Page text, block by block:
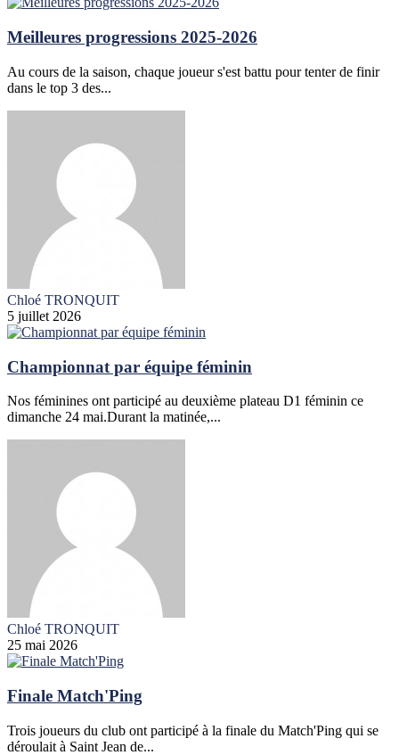
Meilleures progressions 2025-2026
Au cours de la saison, chaque joueur s'est battu pour tenter de finir
dans le top 3 des...
Chloé TRONQUIT
5 juillet 2026
Championnat par équipe féminin
Nos féminines ont participé au deuxième plateau D1 féminin ce
dimanche 24 mai.Durant la matinée,...
Chloé TRONQUIT
25 mai 2026
Finale Match'Ping
Trois joueurs du club ont participé à la finale du Match'Ping qui se
déroulait à Saint Jean de...